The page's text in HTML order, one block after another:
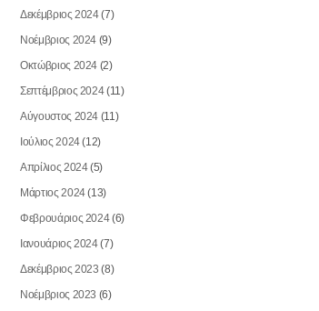
JULY 22, 2023
ΕΚΠΑΙΔΕΥΣΗ εψ. ΠΡΟΕΔΡΩΝ
(PETS) – ΘΕΣΣΑΛΟΝΙΚΗ
Read More
Δεκέμβριος 2024(7)
Νοέμβριος 2024 (9)
Οκτώβριος 2024 (2)
Σεπτέμβριος 2024(11)
Αύγουστος 2024 (11)
Ιούλιος 2024(12)
Απρίλιος 2024(5)
Μάρτιος 2024(13)
Φεβρουάριος 2024(6)
Ιανουάριος 2024(7)
Δεκέμβριος 2023 (8)
Νοέμβριος 2023 (6)